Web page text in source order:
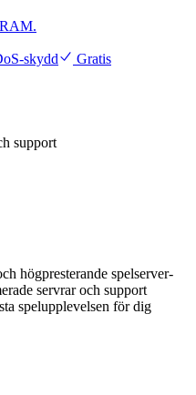
RAM.
skydd
Gratis
support
högpresterande spelserver-
servrar och support
spelupplevelsen för dig